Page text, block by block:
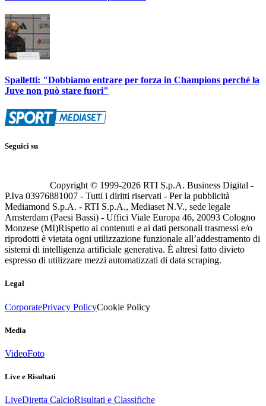
Spalletti: "Dobbiamo entrare per forza in Champions perché la
Juve non può stare fuori"
Seguici su
Copyright © 1999-2026 RTI S.p.A. Business Digital -
P.Iva 03976881007 - Tutti i diritti riservati - Per la pubblicità
Mediamond S.p.A. - RTI S.p.A., Mediaset N.V., sede legale
Amsterdam (Paesi Bassi) - Uffici Viale Europa 46, 20093 Cologno
Monzese (MI)Rispetto ai contenuti e ai dati personali trasmessi e/o
riprodotti è vietata ogni utilizzazione funzionale all’addestramento di
sistemi di intelligenza artificiale generativa. È altresì fatto divieto
espresso di utilizzare mezzi automatizzati di data scraping.
Legal
CorporatePrivacy PolicyCookie Policy
Media
VideoFoto
Live e Risultati
LiveDiretta CalcioRisultati e Classifiche